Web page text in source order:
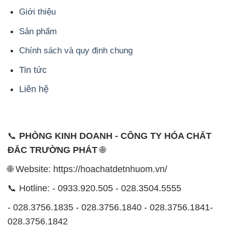
Giới thiệu
Sản phẩm
Chính sách và quy định chung
Tin tức
Liên hệ
📞 PHÒNG KINH DOANH - CÔNG TY HÓA CHẤT
ĐẮC TRƯỜNG PHÁT🌐
🌐 Website: https://hoachatdetnhuom.vn/
📞 Hotline: - 0933.920.505 - 028.3504.5555
- 028.3756.1835 - 028.3756.1840 - 028.3756.1841-
028.3756.1842